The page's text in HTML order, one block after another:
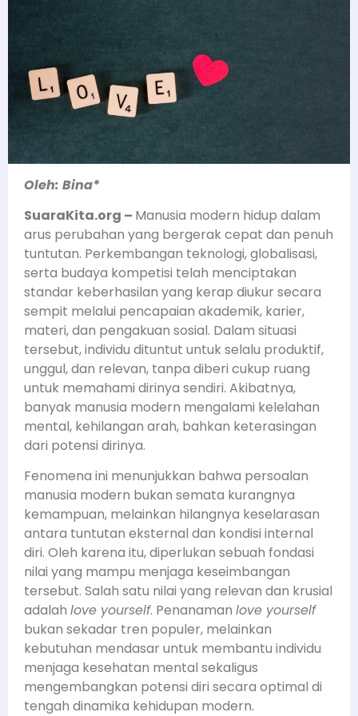
Oleh: Bina*
SuaraKita.org – Manusia modern hidup dalam
arus perubahan yang bergerak cepat dan penuh
tuntutan. Perkembangan teknologi, globalisasi,
serta budaya kompetisi telah menciptakan
standar keberhasilan yang kerap diukur secara
sempit melalui pencapaian akademik, karier,
materi, dan pengakuan sosial. Dalam situasi
tersebut, individu dituntut untuk selalu produktif,
unggul, dan relevan, tanpa diberi cukup ruang
untuk memahami dirinya sendiri. Akibatnya,
banyak manusia modern mengalami kelelahan
mental, kehilangan arah, bahkan keterasingan
dari potensi dirinya.
Fenomena ini menunjukkan bahwa persoalan
manusia modern bukan semata kurangnya
kemampuan, melainkan hilangnya keselarasan
antara tuntutan eksternal dan kondisi internal
diri. Oleh karena itu, diperlukan sebuah fondasi
nilai yang mampu menjaga keseimbangan
tersebut. Salah satu nilai yang relevan dan krusial
adalah love yourself. Penanaman love yourself
bukan sekadar tren populer, melainkan
kebutuhan mendasar untuk membantu individu
menjaga kesehatan mental sekaligus
mengembangkan potensi diri secara optimal di
tengah dinamika kehidupan modern.